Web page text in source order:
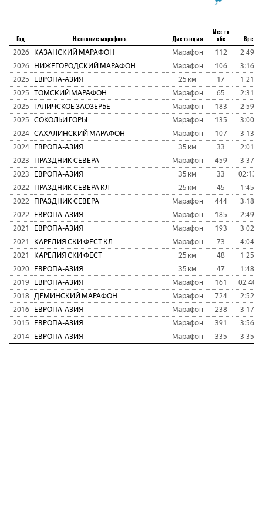
Год Название марафона Дистанция
Место
абс
Время
2026 КАЗАНСКИЙ МАРАФОН Марафон 112
2026
НИЖЕГОРОДСКИЙ МАРАФОН Марафон 106
2025
ЕВРОПА-АЗИЯ 25 км 17
2025
ТОМСКИЙ МАРАФОН Марафон 65
2025
ГАЛИЧСКОЕ ЗАОЗЕРЬЕ Марафон 183
2025
СОКОЛЬИ ГОРЫ Марафон 135
2024
САХАЛИНСКИЙ МАРАФОН Марафон 107
2024
ЕВРОПА-АЗИЯ 35 км 33
2023
ПРАЗДНИК СЕВЕРА Марафон 459
2023
ЕВРОПА-АЗИЯ 35 км 33
2022
ПРАЗДНИК СЕВЕРА КЛ 25 км 45
2022
ПРАЗДНИК СЕВЕРА Марафон 444
2022
ЕВРОПА-АЗИЯ Марафон 185
2021
ЕВРОПА-АЗИЯ Марафон 193
2021
КАРЕЛИЯ СКИ ФЕСТ КЛ Марафон 73
2021
КАРЕЛИЯ СКИ ФЕСТ 25 км 48
2020
ЕВРОПА-АЗИЯ 35 км 47
2019
ЕВРОПА-АЗИЯ Марафон 161
2018
ДЕМИНСКИЙ МАРАФОН Марафон 724
2016
ЕВРОПА-АЗИЯ Марафон 238
2015
ЕВРОПА-АЗИЯ Марафон 391
2014
ЕВРОПА-АЗИЯ Марафон 335